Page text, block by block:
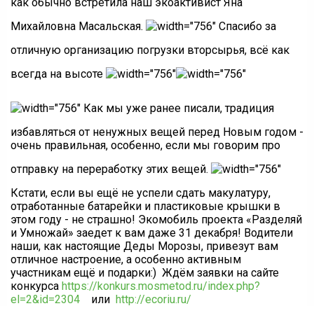
Михайловна Масальская.
Спасибо за
отличную организацию погрузки вторсырья, всё как
всегда на высоте
Как мы уже ранее писали, традиция
избавляться от ненужных вещей перед Новым годом -
очень правильная, особенно, если мы говорим про
отправку на переработку этих вещей.
Кстати, если вы ещё не успели сдать макулатуру,
отработанные батарейки и пластиковые крышки в
этом году - не страшно! Экомобиль проекта «Разделяй
и Умножай» заедет к вам даже 31 декабря! Водители
наши, как настоящие Деды Морозы, привезут вам
отличное настроение, а особенно активным
участникам ещё и подарки:) Ждём заявки на сайте
конкурса https://konkurs.mosmetod.ru/index.php?
el=2&id=2304 или http://ecoriu.ru/